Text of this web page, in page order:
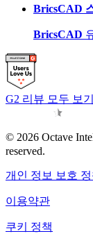
BricsCAD
BricsCAD
G2 리뷰 모두 보기
© 2026 Octave
reserved.
개인 정보 보호 정
이용약관
쿠키 정책